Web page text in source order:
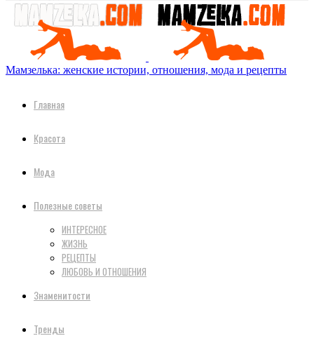
Мамзелька: женские истории, отношения, мода и рецепты
Главная
Красота
Мода
Полезные советы
ИНТЕРЕСНОЕ
ЖИЗНЬ
РЕЦЕПТЫ
ЛЮБОВЬ И ОТНОШЕНИЯ
Знаменитости
Тренды